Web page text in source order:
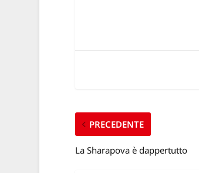
PRECEDENTE
La Sharapova è dappertutto